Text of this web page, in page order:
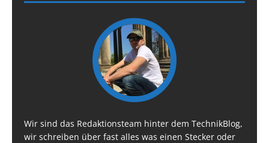
Wir sind das Redaktionsteam hinter dem TechnikBlog,
wir schreiben über fast alles was einen Stecker oder